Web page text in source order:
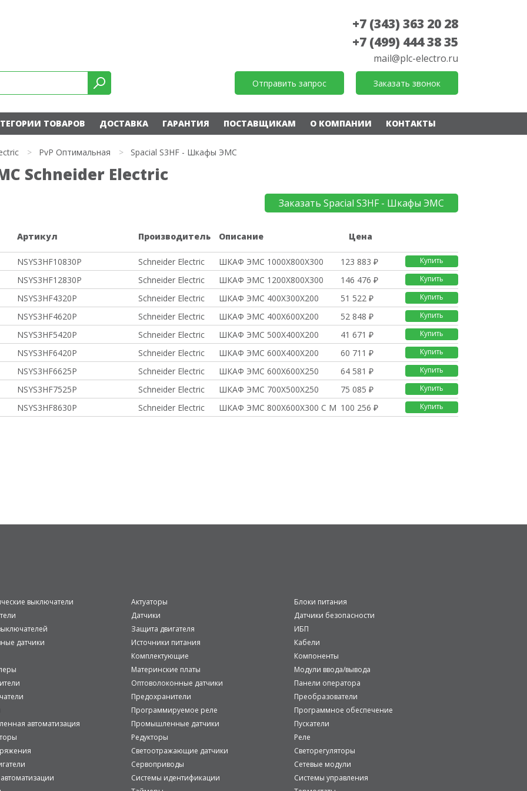
+7 (343) 363 20 28
+7 (499) 444 38 35
mail@plc-electro.ru
Отправить запрос Заказать звонок
ТОВАРОВ ДОСТАВКА ГАРАНТИЯ ПОСТАВЩИКАМ О КОМПАНИИ КОНТАКТЫ
> PvP Оптимальная > Spacial S3HF - Шкафы ЭМС
Schneider Electric
Заказать Spacial S3HF - Шкафы ЭМС
Артикул Производитель Описание Цена
NSYS3HF10830P Schneider Electric ШКАФ ЭМС 1000Х800Х300 123 883 ₽ Купить
NSYS3HF12830P Schneider Electric ШКАФ ЭМС 1200Х800Х300 146 476 ₽ Купить
NSYS3HF4320P Schneider Electric ШКАФ ЭМС 400Х300Х200 51 522 ₽ Купить
NSYS3HF4620P Schneider Electric ШКАФ ЭМС 400Х600Х200 52 848 ₽ Купить
NSYS3HF5420P Schneider Electric ШКАФ ЭМС 500Х400Х200 41 671 ₽ Купить
NSYS3HF6420P Schneider Electric ШКАФ ЭМС 600Х400Х200 60 711 ₽ Купить
NSYS3HF6625P Schneider Electric ШКАФ ЭМС 600Х600Х250 64 581 ₽ Купить
NSYS3HF7525P Schneider Electric ШКАФ ЭМС 700Х500Х250 75 085 ₽ Купить
NSYS3HF8630P Schneider Electric ШКАФ ЭМС 800Х600Х300 С МП100 256 ₽ Купить
выключатели Актуаторы
Блоки питания
Датчики
Датчики безопасности
Защита двигателя
ИБП
датчики Источники питания
Кабели
Комплектующие
Компоненты
Материнские платы
Модули ввода/вывода
Оптоволоконные датчики
Панели оператора
Предохранители
Преобразователи
Программируемое реле
Программное обеспечение
автоматизация Промышленные датчики
Пускатели
Редукторы
Реле
Светоотражающие датчики
Светорегуляторы
Сервоприводы
Сетевые модули
Системы идентификации
Системы управления